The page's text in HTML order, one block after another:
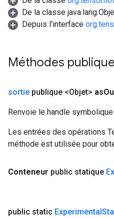
De la classe
Depuis l'interface
Méthodes
sortie publique <Objet> as
Renvoie le handle
Les entrées des opérations
méthode est utilisée pour
Conteneur public statique
public static Experimental